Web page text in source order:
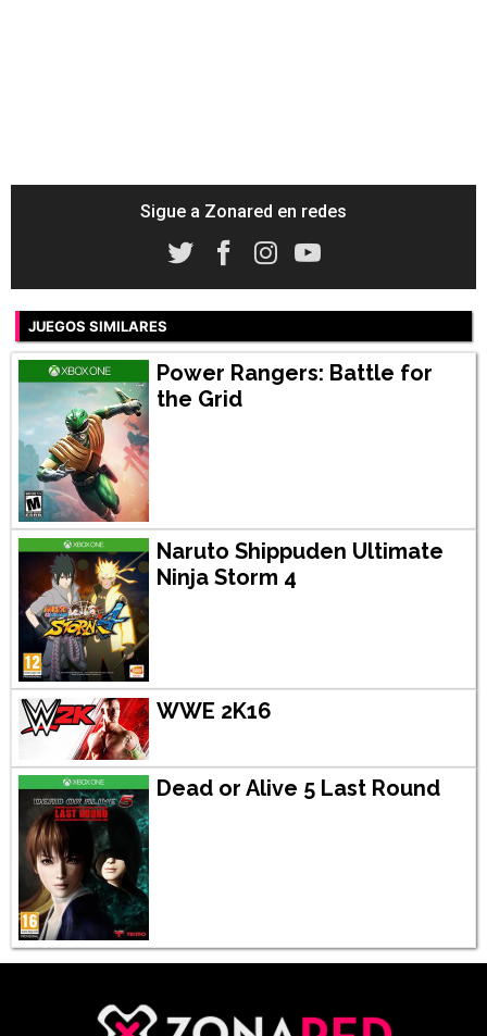
Sigue a Zonared en redes
JUEGOS SIMILARES
Power Rangers: Battle for
the Grid
Naruto Shippuden Ultimate
Ninja Storm 4
WWE 2K16
Dead or Alive 5 Last Round